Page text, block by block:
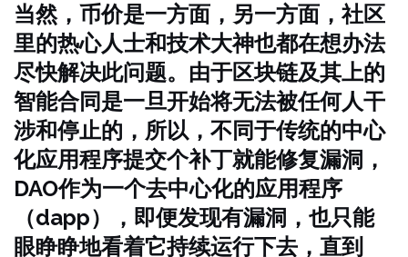
当然，币价是一方面，另一方面，社区
里的热心人士和技术大神也都在想办法
尽快解决此问题。由于区块链及其上的
智能合同是一旦开始将无法被任何人干
涉和停止的，所以，不同于传统的中心
化应用程序提交个补丁就能修复漏洞，
DAO作为一个去中心化的应用程序
（dapp），即便发现有漏洞，也只能
眼睁睁地看着它持续运行下去，直到